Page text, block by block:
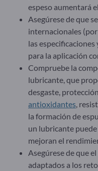
espeso aumentará
Asegúrese de que
internacionales (por
las
para la aplicación
Compruebe la
lubricante, que
desgaste,
antioxidantes ,
la formación de
un lubricante
mejoran el
Asegúrese de que
adaptados a los